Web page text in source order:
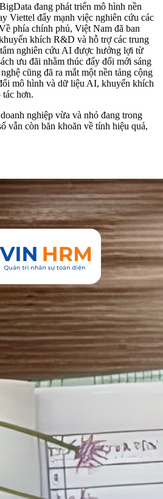
đang phát triển mô hình nền
Viettel đẩy mạnh việc nghiên cứu các
phía chính phủ, Việt Nam đã ban
khích R&D và hỗ trợ các trung
nghiên cứu AI được hưởng lợi từ
ưu đãi nhằm thúc đẩy đổi mới sáng
cũng đã ra mắt một nền tảng cộng
mô hình và dữ liệu AI, khuyến khích
hơn.
nghiệp vừa và nhỏ đang trong
vẫn còn băn khoăn về tính hiệu quả,